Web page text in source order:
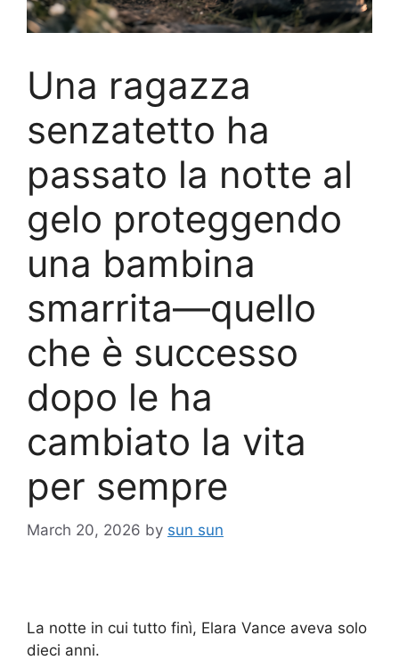
Una ragazza
senzatetto ha
passato la notte al
gelo proteggendo
una bambina
smarrita—quello
che è successo
dopo le ha
cambiato la vita
per sempre
March 20, 2026 by sun sun
La notte in cui tutto finì, Elara Vance aveva solo
dieci anni.